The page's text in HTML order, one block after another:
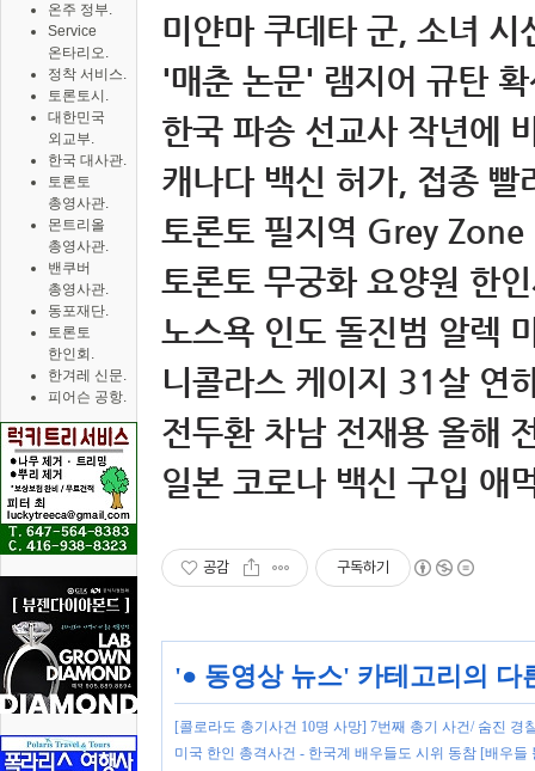
온주 정부.
Service
온타리오.
정착 서비스.
토론토시.
대한민국
외교부.
한국 대사관.
토론토
총영사관.
몬트리올
총영사관.
밴쿠버
총영사관.
동포재단.
토론토
한인회.
한겨레 신문.
피어슨 공항.
미얀마 쿠데타 군, 소녀 시
'매춘 논문' 램지어 규탄
한국 파송 선교사 작년에
캐나다 백신 허가, 접종 빨
토론토 필지역 Grey Zone
토론토 무궁화 요양원 한
노스욕 인도 돌진범 알렉
니콜라스 케이지 31살 연
전두환 차남 전재용 올해
일본 코로나 백신 구입 애
공감 구독하기
'● 동영상 뉴스' 카테고리의 다
[콜로라도 총기사건 10명 사망] 7번째 총기 사건/ 숨진 경
미국 한인 총격사건 - 한국계 배우들도 시위 동참 [배우들